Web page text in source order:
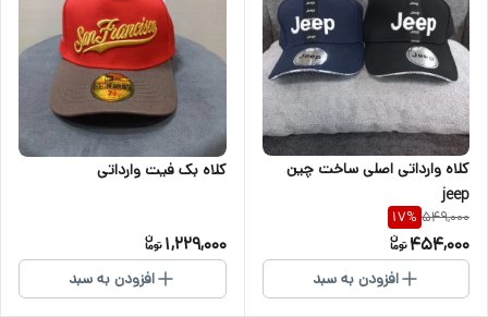
کلاه وارداتی اصلی ساخت چین
jeep
549,000
17%
454,000
افزودن به سبد
کلاه بک فیت وارداتی
1,229,000
افزودن به سبد